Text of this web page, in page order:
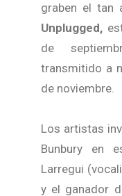
graben el tan
Unplugged,
de
transmitido a
de noviembre.
Los artistas
Bunbury en
Larregui
y el ganador